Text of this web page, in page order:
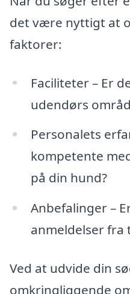
det være nyttigt at
faktorer:
Faciliteter – Er
udendørs
Personalets
kompetente
på din hund?
Anbefalinger –
anmeldelser fra
Ved at udvide din
omkringliggende